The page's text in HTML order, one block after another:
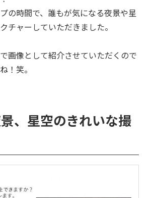
の時間で、誰もが気になる夜景や星
チャーしていただきました。
画像として紹介させていただくので
！笑。